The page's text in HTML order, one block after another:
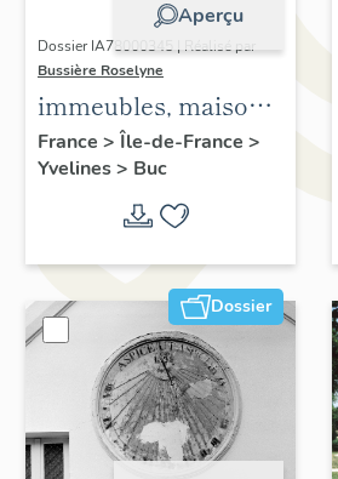
Aperçu
Dossier IA78000345 | Réalisé par
Bussière Roselyne
immeubles, maisons,
fermes
France > Île-de-France >
Yvelines> Buc
Dossier